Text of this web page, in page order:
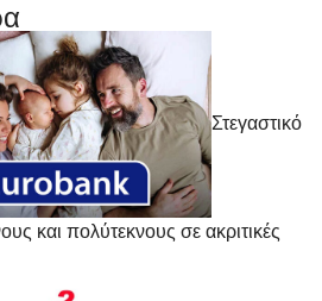
Στεγαστικό
και πολύτεκνους σε ακριτικές